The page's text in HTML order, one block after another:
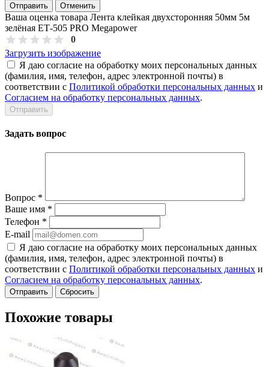
Отправить Отменить
Ваша оценка товара Лента клейкая двухсторонняя 50мм 5м
зелёная ЕТ-505 PRO Megapower
0
Загрузить изображение
Я даю согласие на обработку моих персональных данных
(фамилия, имя, телефон, адрес электронной почты) в
соответствии с Политикой обработки персональных данных и
Согласием на обработку персональных данных.
Задать вопрос
Вопрос *
Ваше имя *
Телефон *
E-mail
Я даю согласие на обработку моих персональных данных
(фамилия, имя, телефон, адрес электронной почты) в
соответствии с Политикой обработки персональных данных и
Согласием на обработку персональных данных.
Сбросить
Похожие товары